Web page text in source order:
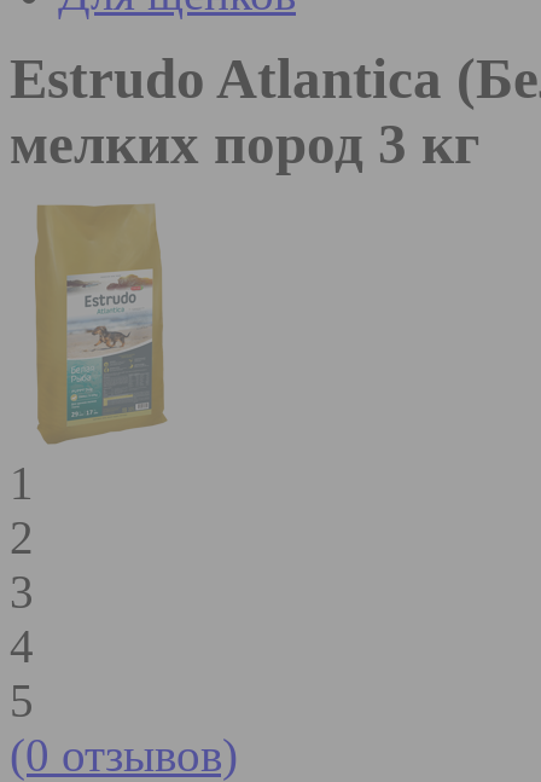
Estrudo Atlantica
мелких пород 3 кг
1
2
3
4
5
(0 отзывов)